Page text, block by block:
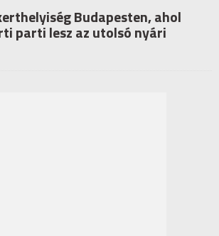
Budapesten, ahol
parti lesz az utolsó nyári